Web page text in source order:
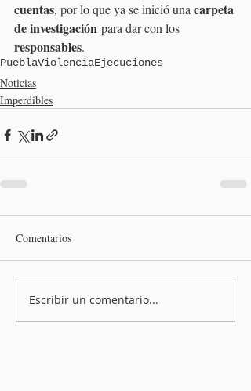
cuentas, por lo que ya se inició una carpeta
de investigación para dar con los
responsables.
PueblaViolenciaEjecuciones
Noticias
Imperdibles
Comentarios
Escribir un comentario...